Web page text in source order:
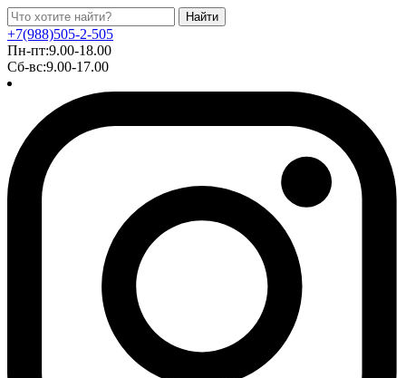
Найти
+7(988)505-2-505
Пн-пт:9.00-18.00
Сб-вс:9.00-17.00